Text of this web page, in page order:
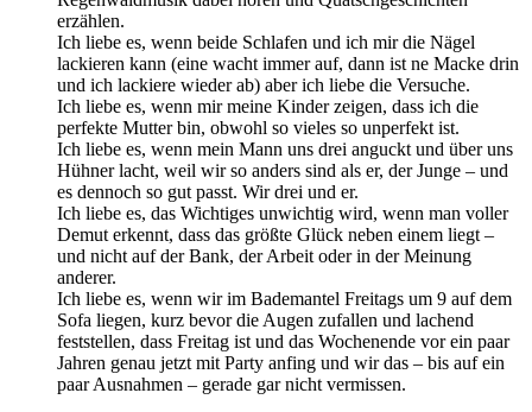
erzählen.
Ich liebe es, wenn beide Schlafen und ich mir die Nägel
lackieren kann (eine wacht immer auf, dann ist ne Macke drin
und ich lackiere wieder ab) aber ich liebe die Versuche.
Ich liebe es, wenn mir meine Kinder zeigen, dass ich die
perfekte Mutter bin, obwohl so vieles so unperfekt ist.
Ich liebe es, wenn mein Mann uns drei anguckt und über uns
Hühner lacht, weil wir so anders sind als er, der Junge – und
es dennoch so gut passt. Wir drei und er.
Ich liebe es, das Wichtiges unwichtig wird, wenn man voller
Demut erkennt, dass das größte Glück neben einem liegt –
und nicht auf der Bank, der Arbeit oder in der Meinung
anderer.
Ich liebe es, wenn wir im Bademantel Freitags um 9 auf dem
Sofa liegen, kurz bevor die Augen zufallen und lachend
feststellen, dass Freitag ist und das Wochenende vor ein paar
Jahren genau jetzt mit Party anfing und wir das – bis auf ein
paar Ausnahmen – gerade gar nicht vermissen.